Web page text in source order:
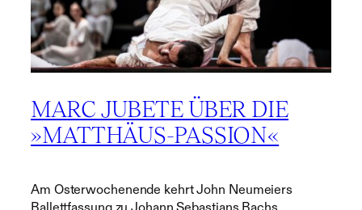
MARC JUBETE ÜBER DIE
»MATTHÄUS-PASSION«
Am Osterwochenende kehrt John Neumeiers
Ballettfassung zu Johann Sebastians Bachs